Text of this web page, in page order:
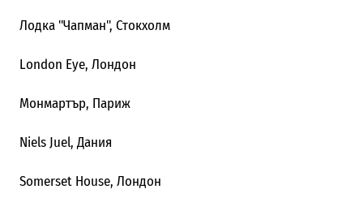
Лодка "Чапман", Стокхолм
London Eye, Лондон
Монмартър, Париж
Niels Juel, Дания
Somerset House, Лондон